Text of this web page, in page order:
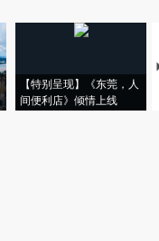
【特别呈现】《东莞，人
间便利店》倾情上线